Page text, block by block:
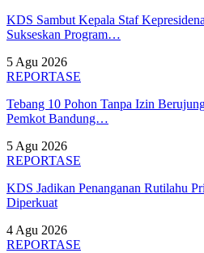
KDS Sambut Kepala Staf
Sukseskan Program…
5 Agu 2026
REPORTASE
Tebang 10 Pohon Tanpa Izin
Pemkot Bandung…
5 Agu 2026
REPORTASE
KDS Jadikan Penanganan Rutilahu
Diperkuat
4 Agu 2026
REPORTASE